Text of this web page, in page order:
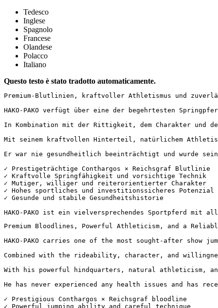
Tedesco
Inglese
Spagnolo
Francese
Olandese
Polacco
Italiano
Questo testo è stato tradotto automaticamente.
Premium-Blutlinien, kraftvoller Athletismus und
HAKO-PAKO verfügt über eine der begehrtesten
In Kombination mit der Rittigkeit, dem Charakter und
Mit seinem kraftvollen Hinterteil, natürlichem
Er war nie gesundheitlich beeinträchtigt und wurde
✓ Prestigeträchtige Conthargos × Reichsgraf Blutlinie
✓ Kraftvolle Springfähigkeit und vorsichtige Technik
✓ Mutiger, williger und reiterorientierter Charakter
✓ Hohes sportliches und investitionssicheres
✓ Gesunde und stabile Gesundheitshistorie
HAKO-PAKO ist ein vielversprechendes Sportpferd
Premium Bloodlines, Powerful Athleticism, and a
HAKO-PAKO carries one of the most sought-after
Combined with the rideability, character, and
With his powerful hindquarters, natural athleticism,
He has never experienced any health issues and has
✓ Prestigious Conthargos × Reichsgraf bloodline
✓ Powerful jumping ability and careful technique